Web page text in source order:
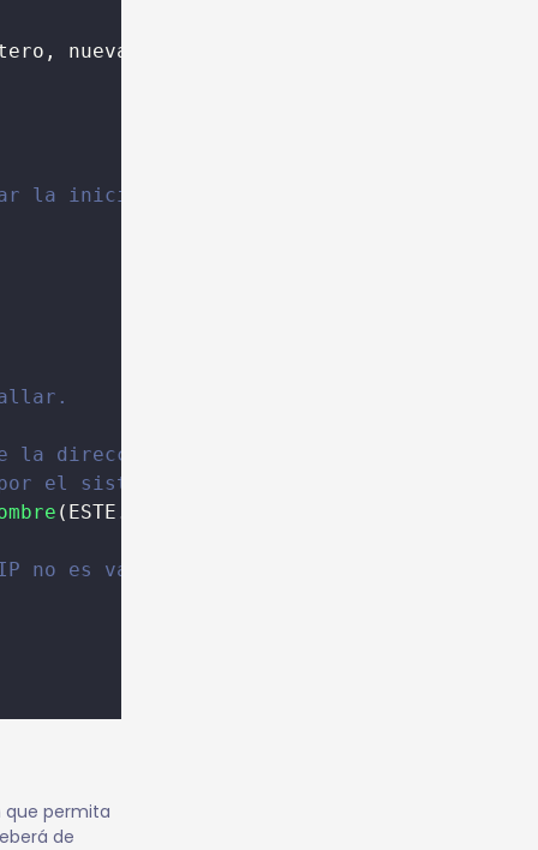
nuevaDireccion COMO Cadena)
la inicialización.
la dirección IP
el sistema.
(ESTE.direccionIPV4)
no es válida."
que permita
de